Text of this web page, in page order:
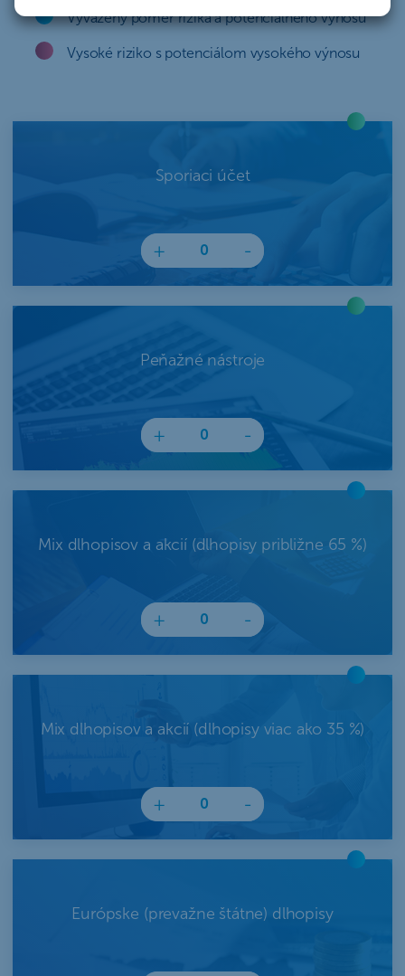
Vyvážený pomer rizika a potenciálneho výnosu
Vysoké riziko s potenciálom vysokého výnosu
Sporiaci účet
+ -
Peňažné nástroje
+ -
Mix dlhopisov a akcií (dlhopisy približne 65 %)
+ -
Mix dlhopisov a akcií (dlhopisy viac ako 35 %)
+ -
Európske (prevažne štátne) dlhopisy